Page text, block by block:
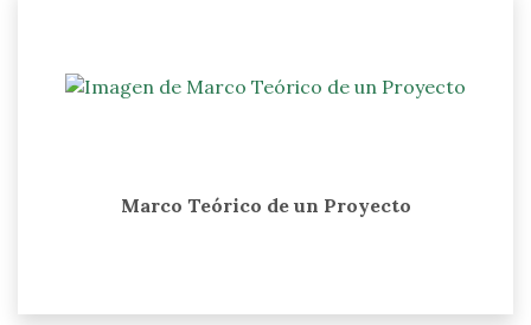
Marco Teórico de un Proyecto